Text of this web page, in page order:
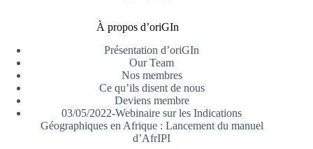
À propos d’oriGIn
Présentation d’oriGIn
Our Team
Nos membres
Ce qu’ils disent de nous
Deviens membre
03/05/2022-Webinaire sur les Indications
Géographiques en Afrique : Lancement du manuel
d’AfrIPI